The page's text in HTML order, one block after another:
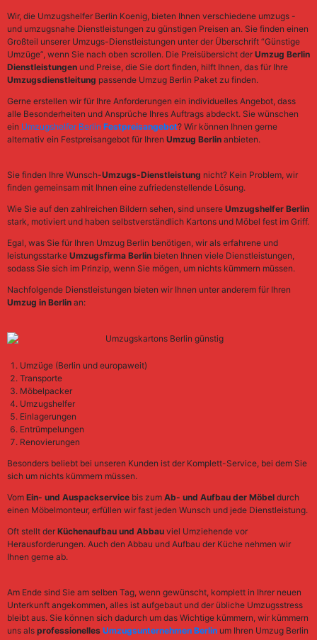
Wir, die Umzugshelfer Berlin Koenig, bieten Ihnen verschiedene umzugs -
und umzugsnahe Dienstleistungen zu günstigen Preisen an. Sie finden einen
Großteil unserer Umzugs-Dienstleistungen unter der Überschrift “Günstige
Umzüge”, wenn Sie nach oben scrollen. Die Preisübersicht der Umzug Berlin
Dienstleistungen und Preise, die Sie dort finden, hilft Ihnen, das für Ihre
Umzugsdienstleitung passende Umzug Berlin Paket zu finden.
Gerne erstellen wir für Ihre Anforderungen ein individuelles Angebot, dass
alle Besonderheiten und Ansprüche Ihres Auftrags abdeckt. Sie wünschen
ein Umzugshelfer Berlin Festpreisangebot? Wir können Ihnen gerne
alternativ ein Festpreisangebot für Ihren Umzug Berlin anbieten.
Sie finden Ihre Wunsch-Umzugs-Dienstleistung nicht? Kein Problem, wir
finden gemeinsam mit Ihnen eine zufriedenstellende Lösung.
Wie Sie auf den zahlreichen Bildern sehen, sind unsere Umzugshelfer Berlin
stark, motiviert und haben selbstverständlich Kartons und Möbel fest im Griff.
Egal, was Sie für Ihren Umzug Berlin benötigen, wir als erfahrene und
leistungsstarke Umzugsfirma Berlin bieten Ihnen viele Dienstleistungen,
sodass Sie sich im Prinzip, wenn Sie mögen, um nichts kümmern müssen.
Nachfolgende Dienstleistungen bieten wir Ihnen unter anderem für Ihren
Umzug in Berlin an:
Umzüge (Berlin und europaweit)
Transporte
Möbelpacker
Umzugshelfer
Einlagerungen
Entrümpelungen
Renovierungen
Besonders beliebt bei unseren Kunden ist der Komplett-Service, bei dem Sie
sich um nichts kümmern müssen.
Vom Ein- und Auspackservice bis zum Ab- und Aufbau der Möbel durch
einen Möbelmonteur, erfüllen wir fast jeden Wunsch und jede Dienstleistung.
Oft stellt der Küchenaufbau und Abbau viel Umziehende vor
Herausforderungen. Auch den Abbau und Aufbau der Küche nehmen wir
Ihnen gerne ab.
Am Ende sind Sie am selben Tag, wenn gewünscht, komplett in Ihrer neuen
Unterkunft angekommen, alles ist aufgebaut und der übliche Umzugsstress
bleibt aus. Sie können sich dadurch um das Wichtige kümmern, wir kümmern
uns als professionelles Umzugsunternehmen Berlin um Ihren Umzug Berlin